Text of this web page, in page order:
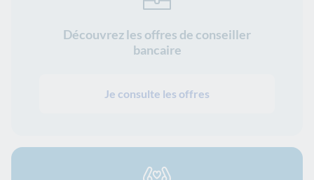
Découvrez les offres de conseiller
bancaire
Je consulte les offres